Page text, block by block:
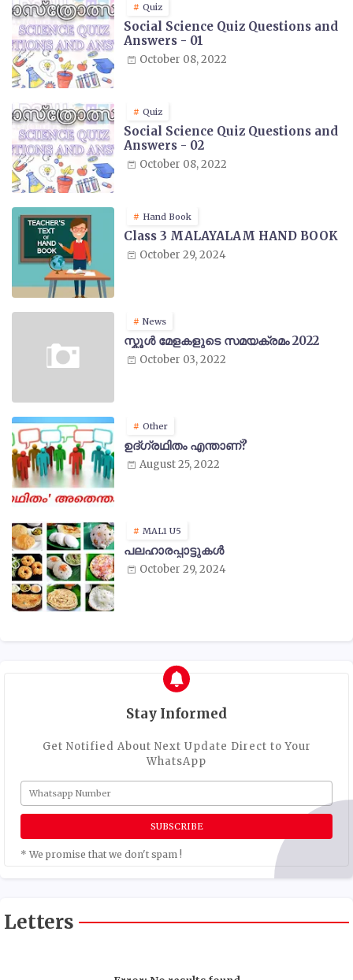
Quiz
Social Science Quiz Questions and
Answers - 01
October 08, 2022
Quiz
Social Science Quiz Questions and
Answers - 02
October 08, 2022
Hand Book
Class 3 MALAYALAM HAND BOOK
October 29, 2024
News
സ്കൂൾ മേളകളുടെ സമയക്രമം 2022
October 03, 2022
Other
ഉദ്ഗ്രഥിതം എന്താണ്?
August 25, 2022
MAL1 U5
പലഹാരപ്പാട്ടുകൾ
October 29, 2024
Stay Informed
Get Notified About Next Update Direct to Your
WhatsApp
* We promise that we don't spam !
Letters